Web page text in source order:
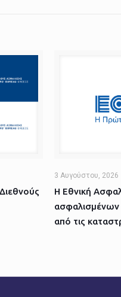
3 Αυγούστου, 2026
Η Εθνική
ασφαλισμένων
από τις